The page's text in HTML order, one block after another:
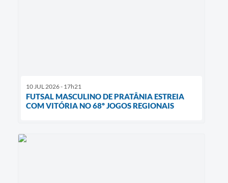
10 JUL 2026 - 17h21
FUTSAL MASCULINO DE PRATÂNIA ESTREIA
COM VITÓRIA NO 68º JOGOS REGIONAIS